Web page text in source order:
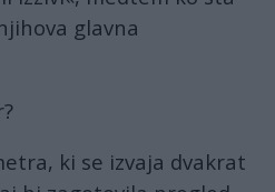
glavna
ki se izvaja dvakrat